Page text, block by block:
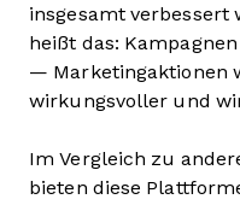
insgesamt verbessert
heißt das:
— Marketingaktionen
wirkungsvoller und
Im Vergleich zu
bieten diese